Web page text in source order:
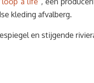
kleding afvalberg.
en stijgende